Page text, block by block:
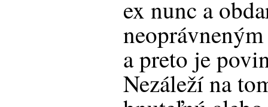
ex nunc a
a preto je
Nezáleží na